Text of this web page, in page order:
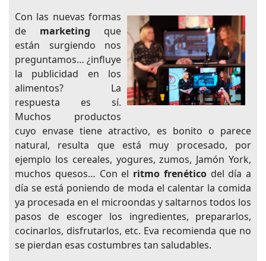
Con las nuevas formas
de marketing que
están surgiendo nos
preguntamos… ¿influye
la publicidad en los
alimentos? La
respuesta es sí.
Muchos productos
cuyo envase tiene atractivo, es bonito o parece
natural, resulta que está muy procesado, por
ejemplo los cereales, yogures, zumos, Jamón York,
muchos quesos… Con el ritmo frenéticodel día a
día se está poniendo de moda el calentar la comida
ya procesada en el microondas y saltarnos todos los
pasos de escoger los ingredientes, prepararlos,
cocinarlos, disfrutarlos, etc. Eva recomienda que no
se pierdan esas costumbres tan saludables.